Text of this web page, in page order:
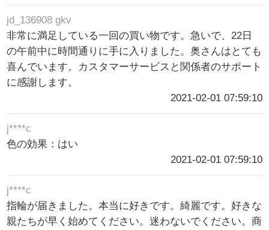
jd_136908 gkv
非常に満足している一回の買い物です。急いで、22日
の午前中に時間通りに手に入りました。奥さんはとても
喜んでいます。カスタマーサービスと関係者のサポート
に感謝します。
2021-02-01 07:59:10
j****c
色の効果：はい
2021-02-01 07:59:10
j****c
指輪が届きました。本当に好きです。綺麗です。好きな
親たちが早く始めてください。迷わないでください。商